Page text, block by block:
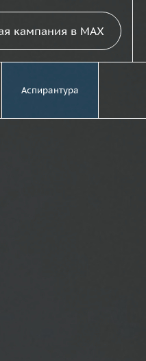
кампания в MAX
Аспирантура